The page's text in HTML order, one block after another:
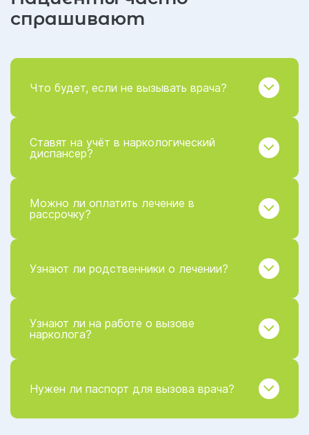
спрашивают
Что будет, если не вызывать врача?
Ставят на учёт в наркологический
диспансер?
Можно ли оплатить лечение в
рассрочку?
Узнают ли родственники о лечении?
Узнают ли на работе о вызове
нарколога?
Нужен ли паспорт для вызова врача?